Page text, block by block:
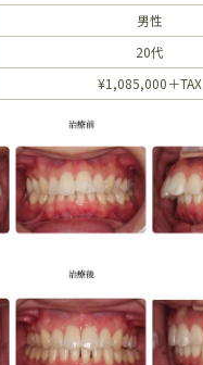
男性
20代
¥1,085,000＋TAX